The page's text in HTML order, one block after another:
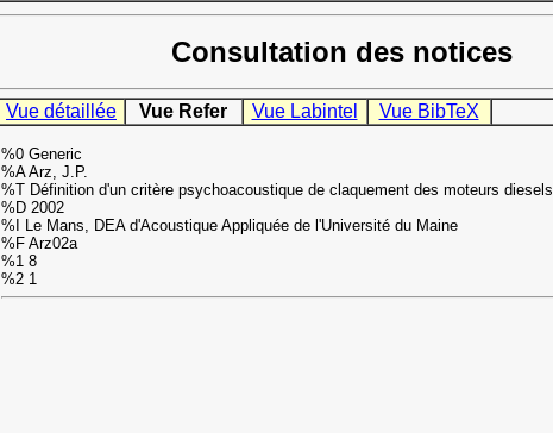
Consultation des notices
Vue détaillée Vue Refer Vue Labintel Vue BibTeX
%0 Generic
%A Arz, J.P.
%T Définition d'un critère psychoacoustique de claquement des moteurs diesels
%D 2002
%I Le Mans, DEA d'Acoustique Appliquée de l'Université du Maine
%F Arz02a
%1 8
%2 1